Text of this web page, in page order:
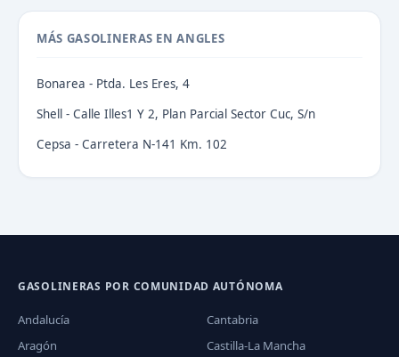
MÁS GASOLINERAS EN ANGLES
Bonarea - Ptda. Les Eres, 4
Shell - Calle Illes1 Y 2, Plan Parcial Sector Cuc, S/n
Cepsa - Carretera N-141 Km. 102
GASOLINERAS POR COMUNIDAD AUTÓNOMA
Andalucía
Aragón
Cantabria
Castilla-La Mancha